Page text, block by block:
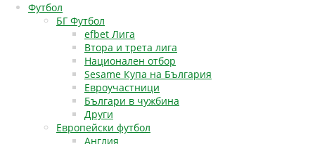
Футбол
БГ Футбол
efbet Лига
Втора и трета лига
Национален отбор
Sesame Купа на България
Евроучастници
Българи в чужбина
Други
Европейски футбол
Англия